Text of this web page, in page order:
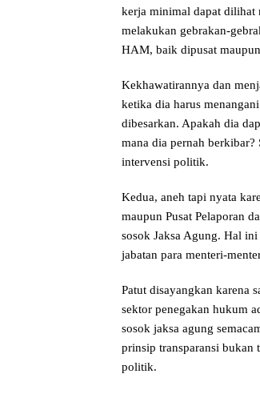
kerja minimal dapat dilihat
melakukan gebrakan-
HAM, baik dipusat
Kekhawatirannya dan
ketika dia harus
dibesarkan. Apakah dia
mana dia pernah
intervensi politik.
Kedua, aneh tapi nyata
maupun Pusat Pelaporan
sosok Jaksa Agung. Hal
jabatan para menteri-
Patut disayangkan karena
sektor penegakan hukum
sosok jaksa agung
prinsip transparansi bukan
politik.